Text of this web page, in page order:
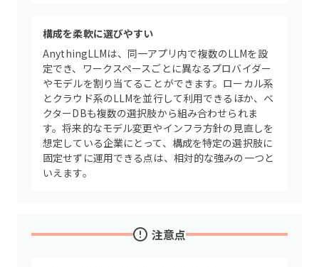
構成を柔軟に選びやすい
AnythingLLMは、同一アプリ内で複数のLLMを設
定でき、ワークスペースごとに異なるプロバイダー
やモデルを割り当てることができます。ローカル系
とクラウド系のLLMを並行して利用できるほか、ベ
クターDBも複数の選択肢から組み合わせられま
す。将来的なモデル変更やインフラ方針の見直しを
想定している企業にとって、構成を特定の選択肢に
固定せずに運用できる点は、相対的な強みの一つと
いえます。
注意点